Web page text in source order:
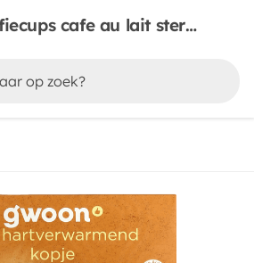
G'woon koffiecups cafe au lait sterkte 2